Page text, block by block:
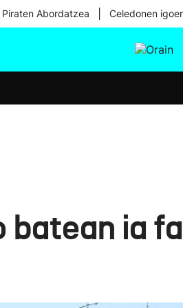
Abordatzea Celedonen
batean ia